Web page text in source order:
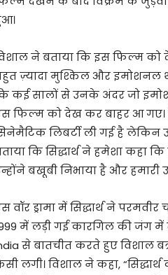
ने बताया कि इस फिल्म
ज़्यादा मुश्किल और इमोशनल
कई सालों से उनके अंदर जो
फिल्म को देख कर बाहर आ गए।
लिबर्टी ली गई है लेकिन
कि सिद्धार्थ ने हमेशा कहा
बखूबी निभाया है और हमारी
वॉर ड्रामा में सिद्धार्थ ने
में लड़ी गई कारगिल की जंग
से बातचीत करते हुए विशाल
लगी। विशाल ने कहा,